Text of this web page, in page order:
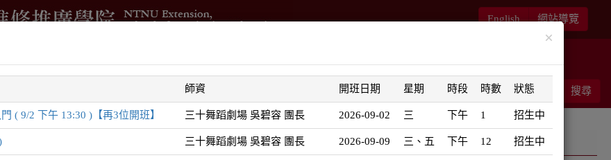
English 網站導覽
搜尋
0 結帳
×
師資 開班日期 星期 時段 時數 狀態
( 9/2 下午 13:30 )【再3位開班】 三十舞蹈劇場 吳碧容 團長 2026-09-02 三 下午 1 招生中
三十舞蹈劇場 吳碧容 團長 2026-09-09 三、五 下午 12 招生中